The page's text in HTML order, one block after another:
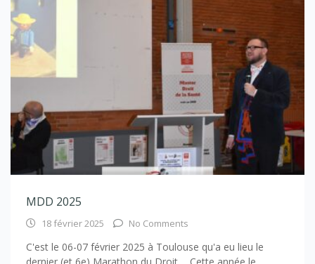
MDD 2025
18 février 2025 No Comments
C'est le 06-07 février 2025 à Toulouse qu'a eu lieu le
dernier (et 6e) Marathon du Droit ... Cette année le